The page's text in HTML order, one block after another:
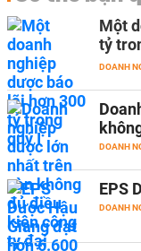
Một
tỷ
DOANH
DOANH
EPS
DOANH